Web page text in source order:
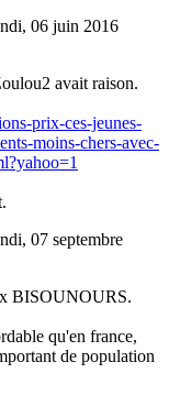
06 juin 2016
avait raison.
prix-ces-jeunes-
moins-chers-avec-
07 septembre
BISOUNOURS.
qu'en france,
de population